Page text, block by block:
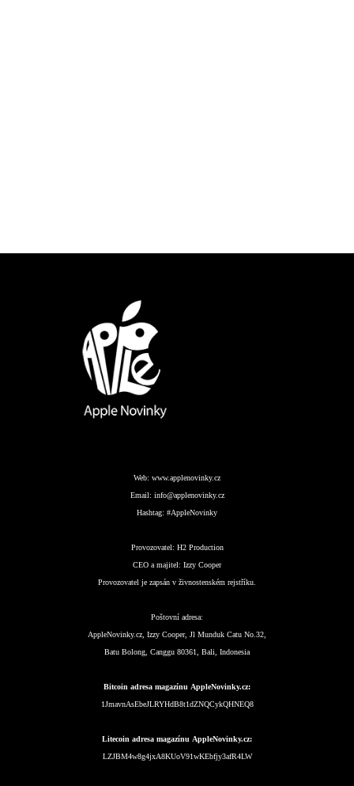
Web: www.applenovinky.cz
Email: info@applenovinky.cz
Hashtag: #AppleNovinky
Provozovatel: H2 Production
CEO a majitel: Izzy Cooper
Provozovatel je zapsán v živnostenském rejstříku.
Poštovní adresa:
AppleNovinky.cz, Izzy Cooper, Jl Munduk Catu No.32,
Batu Bolong, Canggu 80361, Bali, Indonesia
Bitcoin adresa magazínu AppleNovinky.cz:
1JmavnAsEbeJLRYHdB8t1dZNQCykQHNEQ8
Litecoin adresa magazínu AppleNovinky.cz:
LZJBM4w8g4jxA8KUoV91wKEbfjy3afR4LW